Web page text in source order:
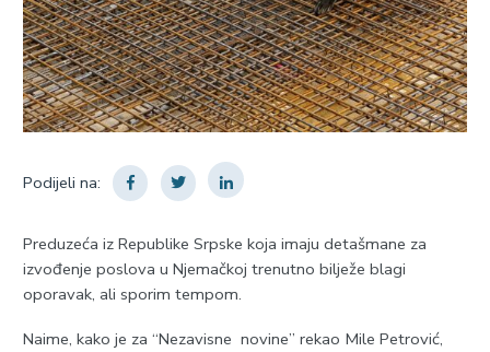
Podijeli na:
Preduzeća iz Republike Srpske koja imaju detašmane za
izvođenje poslova u Njemačkoj trenutno bilježe blagi
oporavak, ali sporim tempom.
Naime, kako je za “Nezavisne novine” rekao Mile Petrović,